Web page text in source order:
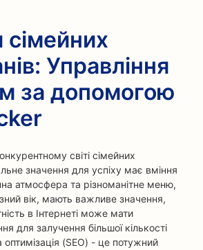
сімейних
Управління
за допомогою
світі сімейних
значення для успіху має вміння
атмосфера та різноманітне меню,
вік, мають важливе значення,
в Інтернеті може мати
для залучення більшої кількості
оптимізація (SEO) - це потужний